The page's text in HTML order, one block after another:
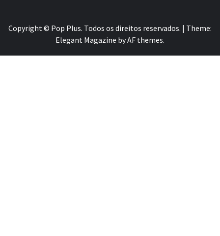
Copyright © Pop Plus. Todos os direitos reservados. | Theme:
Elegant Magazine byAF themes.